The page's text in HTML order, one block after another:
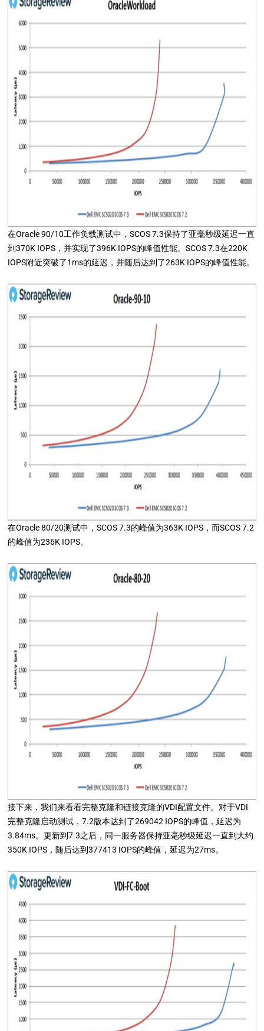
在Oracle 90/10工作负载测试中，SCOS 7.3保持了亚毫秒级延迟一直
到370K IOPS，并实现了396K IOPS的峰值性能。SCOS 7.3在220K
IOPS附近突破了1ms的延迟，并随后达到了263K IOPS的峰值性能。
在Oracle 80/20测试中，SCOS 7.3的峰值为363K IOPS，而SCOS 7.2
的峰值为236K IOPS。
接下来，我们来看看完整克隆和链接克隆的VDI配置文件。对于VDI
完整克隆启动测试，7.2版本达到了269042 IOPS的峰值，延迟为
3.84ms。更新到7.3之后，同一服务器保持亚毫秒级延迟一直到大约
350K IOPS，随后达到377413 IOPS的峰值，延迟为27ms。